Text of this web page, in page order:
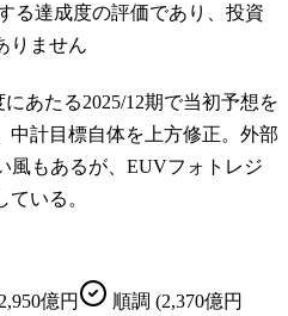
る達成度の評価であり、投資
りません
あたる2025/12期で当初予想を
中計目標自体を上方修正。外部
風もあるが、EUVフォトレジ
いる。
2,950億円 順調 (2,370億円